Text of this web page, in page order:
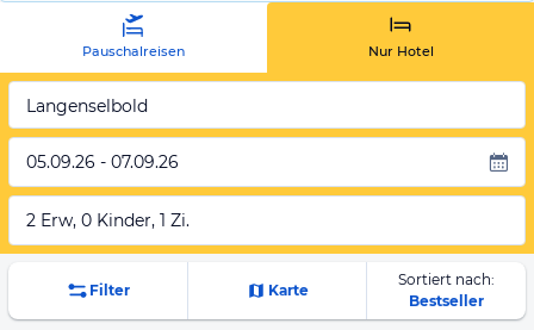
Pauschalreisen Nur Hotel
Langenselbold
05.09.26 - 07.09.26
2 Erw, 0 Kinder, 1 Zi.
Filter Karte
Sortiert nach:
Bestseller